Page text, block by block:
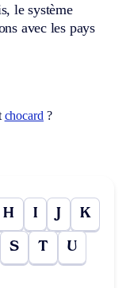
le système
avec les pays
chocard ?
H I J K
S T U